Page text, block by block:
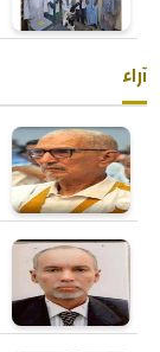
آراء